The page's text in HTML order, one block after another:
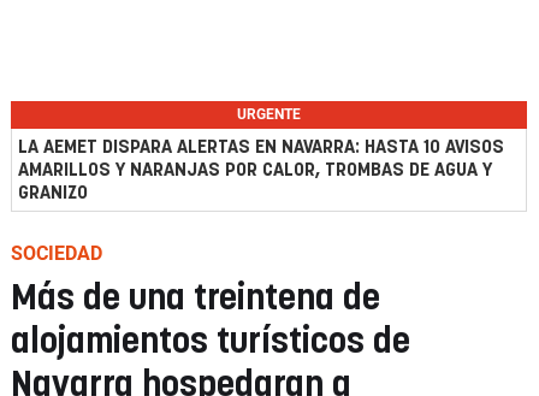
URGENTE
LA AEMET DISPARA ALERTAS EN NAVARRA: HASTA 10 AVISOS
AMARILLOS Y NARANJAS POR CALOR, TROMBAS DE AGUA Y
GRANIZO
SOCIEDAD
Más de una treintena de
alojamientos turísticos de
Navarra hospedaran a